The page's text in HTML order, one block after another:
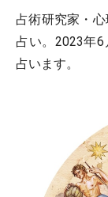
占術研究家・
占い。2023年
占います。